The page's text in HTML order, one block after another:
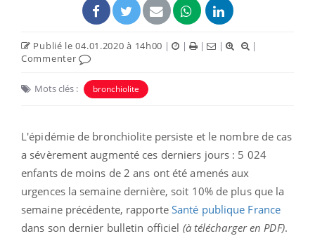
Publié le 04.01.2020 à 14h00 | | | |
|
Commenter
Mots clés : bronchiolite
L'épidémie de bronchiolite persiste et le nombre de cas
a sévèrement augmenté ces derniers jours : 5 024
enfants de moins de 2 ans ont été amenés aux
urgences la semaine dernière,soit 10% de plus que la
semaine précédente, rapporte Santé publique France
dans son dernier bulletin officiel (à télécharger en PDF).